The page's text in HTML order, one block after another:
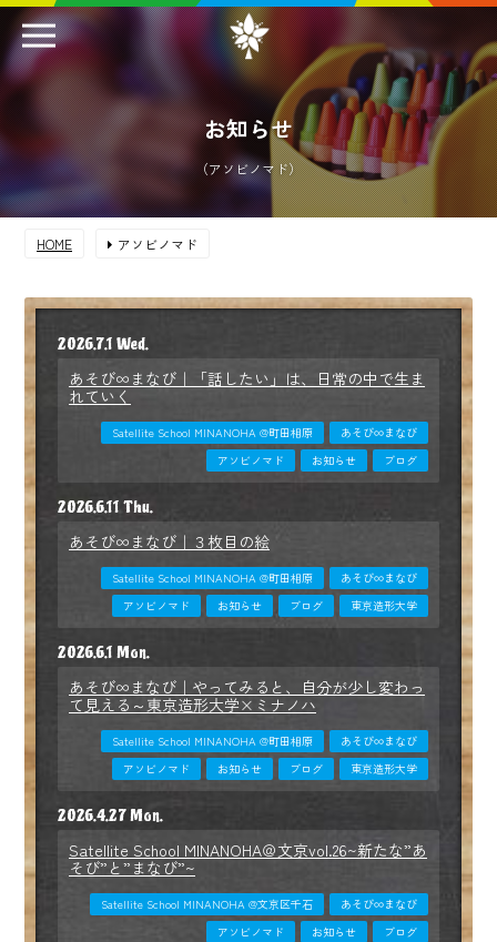
お知らせ
（アソビノマド）
HOME アソビノマド
2026.7.1 Wed.
あそび∞まなび｜「話したい」は、日常の中で生ま
れていく
Satellite School MINANOHA @町田相原
あそび∞まなび
アソビノマド
お知らせ ブログ
2026.6.11 Thu.
あそび∞まなび｜３枚目の絵
Satellite School MINANOHA @町田相原
あそび∞まなび
アソビノマド
お知らせ ブログ 東京造形大学
2026.6.1 Mon.
あそび∞まなび｜やってみると、自分が少し変わっ
て見える～東京造形大学×ミナノハ
Satellite School MINANOHA @町田相原
あそび∞まなび
アソビノマド
お知らせ ブログ 東京造形大学
2026.4.27 Mon.
Satellite School MINANOHA＠文京vol.26~新たな”あ
そび”と”まなび”~
Satellite School MINANOHA @文京区千石
あそび∞まなび
アソビノマド
お知らせ ブログ